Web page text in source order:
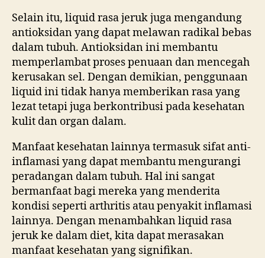
Selain itu, liquid rasa jeruk juga mengandung
antioksidan yang dapat melawan radikal bebas
dalam tubuh. Antioksidan ini membantu
memperlambat proses penuaan dan mencegah
kerusakan sel. Dengan demikian, penggunaan
liquid ini tidak hanya memberikan rasa yang
lezat tetapi juga berkontribusi pada kesehatan
kulit dan organ dalam.
Manfaat kesehatan lainnya termasuk sifat anti-
inflamasi yang dapat membantu mengurangi
peradangan dalam tubuh. Hal ini sangat
bermanfaat bagi mereka yang menderita
kondisi seperti arthritis atau penyakit inflamasi
lainnya. Dengan menambahkan liquid rasa
jeruk ke dalam diet, kita dapat merasakan
manfaat kesehatan yang signifikan.